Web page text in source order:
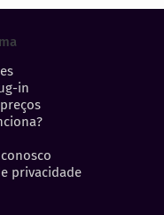
in
privacidade